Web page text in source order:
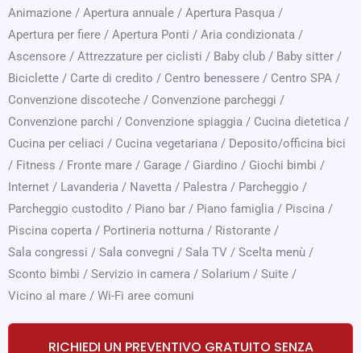
Animazione / Apertura annuale / Apertura Pasqua /
Apertura per fiere / Apertura Ponti / Aria condizionata /
Ascensore / Attrezzature per ciclisti / Baby club / Baby sitter /
Biciclette / Carte di credito / Centro benessere / Centro SPA /
Convenzione discoteche / Convenzione parcheggi /
Convenzione parchi / Convenzione spiaggia / Cucina dietetica /
Cucina per celiaci / Cucina vegetariana / Deposito/officina bici
/ Fitness / Fronte mare / Garage / Giardino / Giochi bimbi /
Internet / Lavanderia / Navetta / Palestra / Parcheggio /
Parcheggio custodito / Piano bar / Piano famiglia / Piscina /
Piscina coperta / Portineria notturna / Ristorante /
Sala congressi / Sala convegni / Sala TV / Scelta menù /
Sconto bimbi / Servizio in camera / Solarium / Suite /
Vicino al mare / Wi-Fi aree comuni
RICHIEDI UN PREVENTIVO GRATUITO SENZA